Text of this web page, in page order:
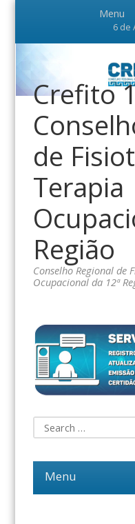
6 de
Crefito
de
Terapia
Região
Conselho Regional de
Ocupacional da 12ª